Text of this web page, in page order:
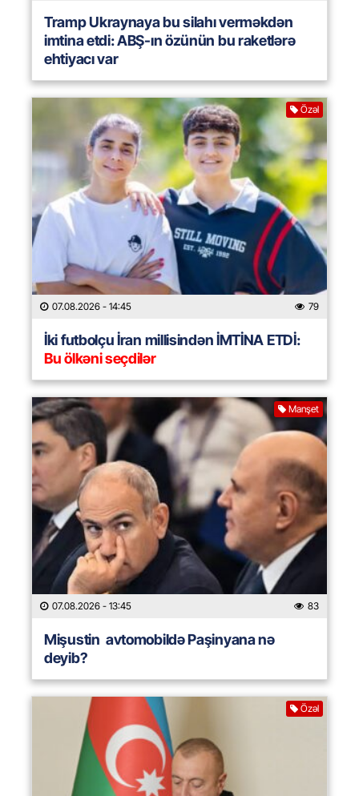
Tramp Ukraynaya bu silahı verməkdən
imtina etdi: ABŞ-ın özünün bu raketlərə
ehtiyacı var
Özəl
07.08.2026 - 14:45 79
İki futbolçu İran millisindən İMTİNA ETDİ:
Bu ölkəni seçdilər
Manşet
07.08.2026 - 13:45 83
Mişustin avtomobildə Paşinyana nə
deyib?
Özəl